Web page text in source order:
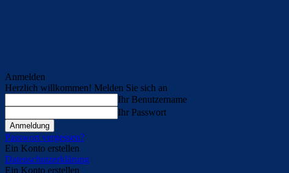
Anmelden
Herzlich willkommen! Melden Sie sich an
Ihr Benutzername
Ihr Passwort
Passwort vergessen?
Ein Konto erstellen
Datenschutzerklärung
Ein Konto erstellen